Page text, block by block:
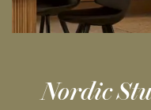
Nordic